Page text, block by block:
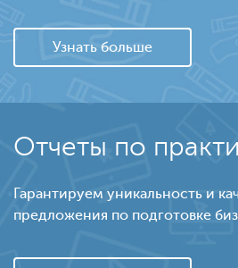
Узнать больше
Отчеты по
Гарантируем уникальность и
предложения по подготовке